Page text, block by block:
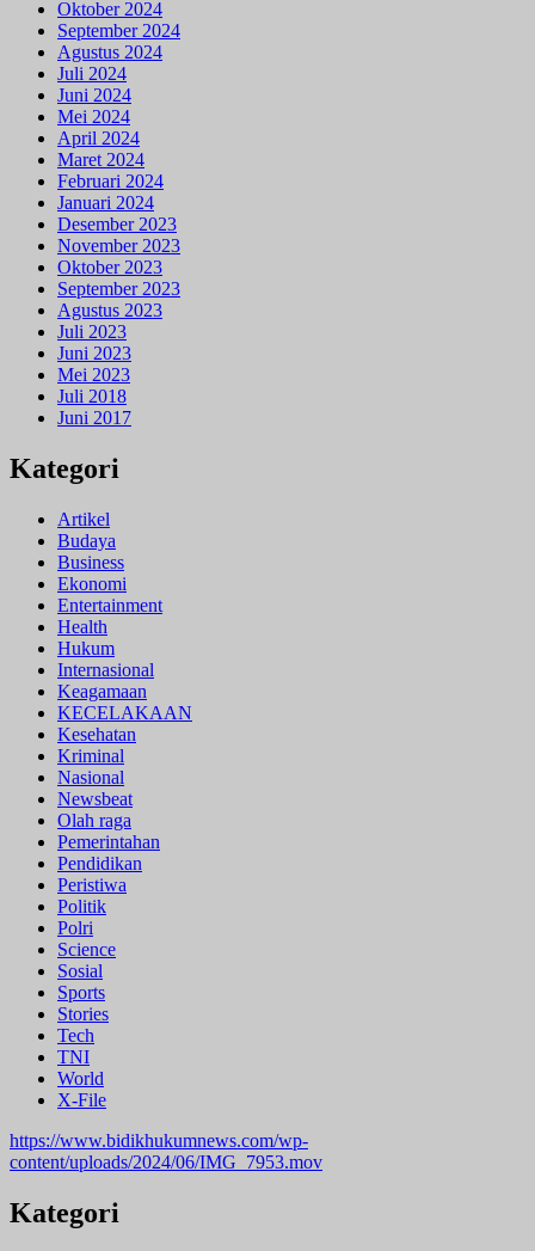
Oktober 2024
September 2024
Agustus 2024
Juli 2024
Juni 2024
Mei 2024
April 2024
Maret 2024
Februari 2024
Januari 2024
Desember 2023
November 2023
Oktober 2023
September 2023
Agustus 2023
Juli 2023
Juni 2023
Mei 2023
Juli 2018
Juni 2017
Kategori
Artikel
Budaya
Business
Ekonomi
Entertainment
Health
Hukum
Internasional
Keagamaan
KECELAKAAN
Kesehatan
Kriminal
Nasional
Newsbeat
Olah raga
Pemerintahan
Pendidikan
Peristiwa
Politik
Polri
Science
Sosial
Sports
Stories
Tech
TNI
World
X-File
https://www.bidikhukumnews.com/wp-
content/uploads/2024/06/IMG_7953.mov
Kategori